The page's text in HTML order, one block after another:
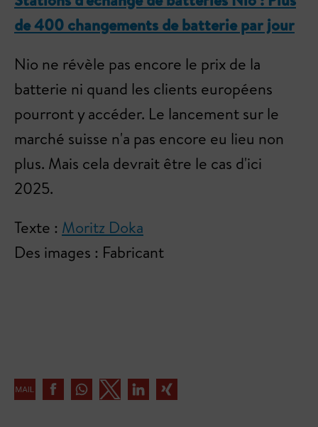
de 400 changements de batterie par jour
Nio ne révèle pas encore le prix de la
batterie ni quand les clients européens
pourront y accéder. Le lancement sur le
marché suisse n'a pas encore eu lieu non
plus. Mais cela devrait être le cas d'ici
2025.
Texte : Moritz Doka
Des images : Fabricant